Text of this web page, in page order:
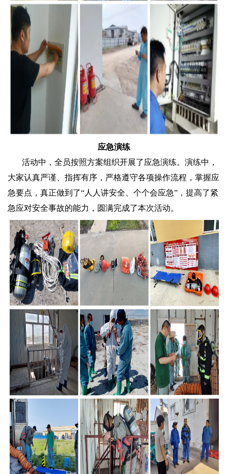
应急演练
活动中，全员按照方案组织开展了应急演练。演练中，
大家认真严谨、指挥有序，严格遵守各项操作流程，掌握应
急要点，真正做到了“人人讲安全、个个会应急”，提高了紧
急应对安全事故的能力，圆满完成了本次活动。